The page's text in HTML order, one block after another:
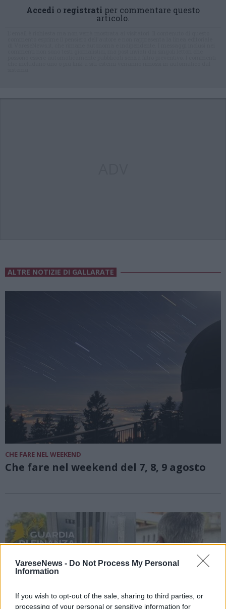
VareseNews - Do Not Process My Personal
Information
If you wish to opt-out of the sale, sharing to third parties, or
processing of your personal or sensitive information for
Accedi o registrati per commentare questo
articolo.
ALTRE NOTIZIE DI GALLARATE
CHE FARE NEL WEEKEND
Che fare nel weekend del 7, 8, 9 agosto